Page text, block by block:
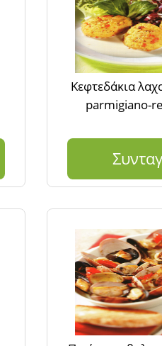
Κεφτεδάκια
parmigiano-